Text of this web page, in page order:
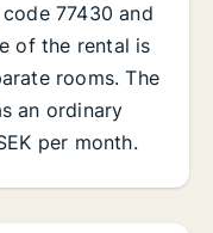
77430 and
of the rental is
rooms. The
an ordinary
per month.